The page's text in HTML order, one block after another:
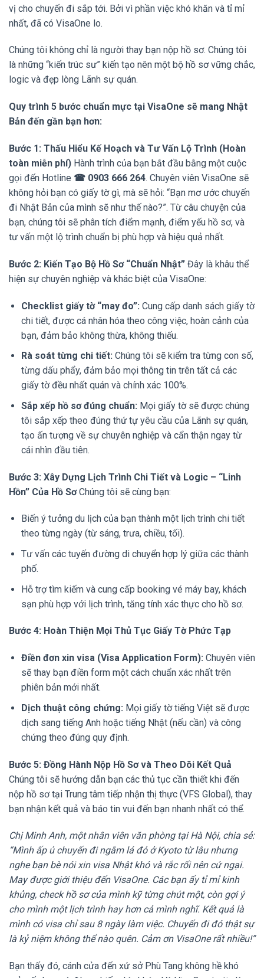
vị cho chuyến đi sắp tới. Bởi vì phần việc khó khăn và tỉ mỉ
nhất, đã có VisaOne lo.
Chúng tôi không chỉ là người thay bạn nộp hồ sơ. Chúng tôi
là những “kiến trúc sư” kiến tạo nên một bộ hồ sơ vững chắc,
logic và đẹp lòng Lãnh sự quán.
Quy trình 5 bước chuẩn mực tại VisaOne sẽ mang Nhật
Bản đến gần bạn hơn:
Bước 1: Thấu Hiểu Kế Hoạch và Tư Vấn Lộ Trình (Hoàn
toàn miễn phí) Hành trình của bạn bắt đầu bằng một cuộc
gọi đến Hotline ☎ 0903 666 264. Chuyên viên VisaOne sẽ
không hỏi bạn có giấy tờ gì, mà sẽ hỏi: “Bạn mơ ước chuyến
đi Nhật Bản của mình sẽ như thế nào?”. Từ câu chuyện của
bạn, chúng tôi sẽ phân tích điểm mạnh, điểm yếu hồ sơ, và
tư vấn một lộ trình chuẩn bị phù hợp và hiệu quả nhất.
Bước 2: Kiến Tạo Bộ Hồ Sơ “Chuẩn Nhật” Đây là khâu thể
hiện sự chuyên nghiệp và khác biệt của VisaOne:
Checklist giấy tờ “may đo”: Cung cấp danh sách giấy tờ
chi tiết, được cá nhân hóa theo công việc, hoàn cảnh của
bạn, đảm bảo không thừa, không thiếu.
Rà soát từng chi tiết: Chúng tôi sẽ kiểm tra từng con số,
từng dấu phẩy, đảm bảo mọi thông tin trên tất cả các
giấy tờ đều nhất quán và chính xác 100%.
Sắp xếp hồ sơ đúng chuẩn: Mọi giấy tờ sẽ được chúng
tôi sắp xếp theo đúng thứ tự yêu cầu của Lãnh sự quán,
tạo ấn tượng về sự chuyên nghiệp và cẩn thận ngay từ
cái nhìn đầu tiên.
Bước 3: Xây Dựng Lịch Trình Chi Tiết và Logic – “Linh
Hồn” Của Hồ SơChúng tôi sẽ cùng bạn:
Biến ý tưởng du lịch của bạn thành một lịch trình chi tiết
theo từng ngày (từ sáng, trưa, chiều, tối).
Tư vấn các tuyến đường di chuyển hợp lý giữa các thành
phố.
Hỗ trợ tìm kiếm và cung cấp booking vé máy bay, khách
sạn phù hợp với lịch trình, tăng tính xác thực cho hồ sơ.
Bước 4: Hoàn Thiện Mọi Thủ Tục Giấy Tờ Phức Tạp
Điền đơn xin visa (Visa Application Form): Chuyên viên
sẽ thay bạn điền form một cách chuẩn xác nhất trên
phiên bản mới nhất.
Dịch thuật công chứng: Mọi giấy tờ tiếng Việt sẽ được
dịch sang tiếng Anh hoặc tiếng Nhật (nếu cần) và công
chứng theo đúng quy định.
Bước 5: Đồng Hành Nộp Hồ Sơ và Theo Dõi Kết Quả
Chúng tôi sẽ hướng dẫn bạn các thủ tục cần thiết khi đến
nộp hồ sơ tại Trung tâm tiếp nhận thị thực (VFS Global), thay
bạn nhận kết quả và báo tin vui đến bạn nhanh nhất có thể.
Chị Minh Anh, một nhân viên văn phòng tại Hà Nội, chia sẻ:
“Mình ấp ủ chuyến đi ngắm lá đỏ ở Kyoto từ lâu nhưng
nghe bạn bè nói xin visa Nhật khó và rắc rối nên cứ ngại.
May được giới thiệu đến VisaOne. Các bạn ấy tỉ mỉ kinh
khủng, check hồ sơ của mình kỹ từng chút một, còn gợi ý
cho mình một lịch trình hay hơn cả mình nghĩ. Kết quả là
mình có visa chỉ sau 8 ngày làm việc. Chuyến đi đó thật sự
là kỷ niệm không thể nào quên. Cảm ơn VisaOne rất nhiều!”
Bạn thấy đó, cánh cửa đến xứ sở Phù Tang không hề khó